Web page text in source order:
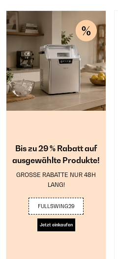
Bis zu 29 % Rabatt auf
ausgewählte Produkte!
GROSSE RABATTE NUR 48H
LANG!
FULLSWING29
Jetzt einkaufen